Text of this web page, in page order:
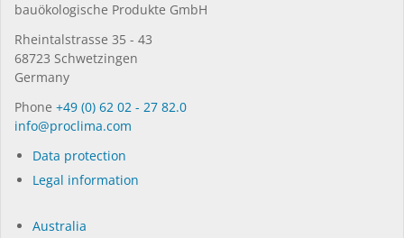
bauöko­lo­gi­sche Pro­duk­te GmbH
Rhein­tal­strasse 35 - 43
68723 Schwet­zin­gen
Germany
Phone +49 (0) 62 02 - 27 82.0
in­fo@procli­ma.com
Data protection
Legal information
Australia